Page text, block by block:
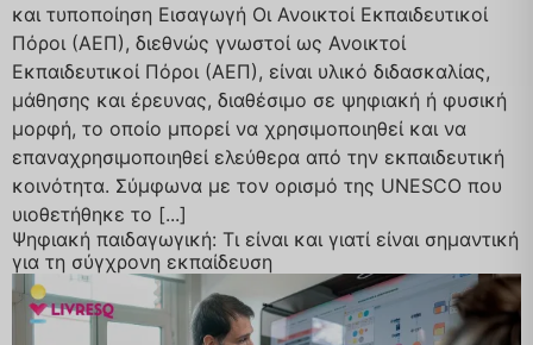
και τυποποίηση Εισαγωγή Οι Ανοικτοί Εκπαιδευτικοί
Πόροι (ΑΕΠ), διεθνώς γνωστοί ως Ανοικτοί
Εκπαιδευτικοί Πόροι (ΑΕΠ), είναι υλικό διδασκαλίας,
μάθησης και έρευνας, διαθέσιμο σε ψηφιακή ή φυσική
μορφή, το οποίο μπορεί να χρησιμοποιηθεί και να
επαναχρησιμοποιηθεί ελεύθερα από την εκπαιδευτική
κοινότητα. Σύμφωνα με τον ορισμό της UNESCO που
υιοθετήθηκε το [...]
Ψηφιακή παιδαγωγική: Τι είναι και γιατί είναι σημαντική
για τη σύγχρονη εκπαίδευση